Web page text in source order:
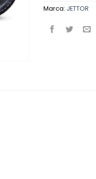
Marca: JETTOR